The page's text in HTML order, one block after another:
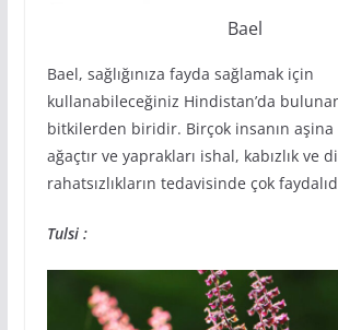
Bael
Bael, sağlığınıza fayda sağlamak için
kullanabileceğiniz Hindistan’da
bitkilerden biridir. Birçok insanın
ağaçtır ve yaprakları ishal, kabızlık ve
rahatsızlıkların tedavisinde çok
Tulsi :